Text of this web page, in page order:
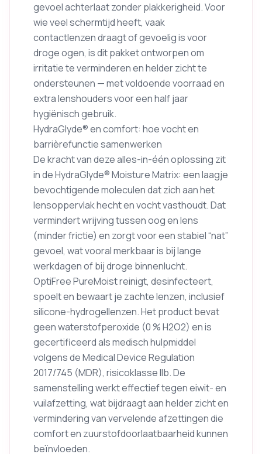
gevoel achterlaat zonder plakkerigheid. Voor
wie veel schermtijd heeft, vaak
contactlenzen draagt of gevoelig is voor
droge ogen, is dit pakket ontworpen om
irritatie te verminderen en helder zicht te
ondersteunen — met voldoende voorraad en
extra lenshouders voor een half jaar
hygiënisch gebruik.
HydraGlyde® en comfort: hoe vocht en
barrièrefunctie samenwerken
De kracht van deze alles-in-één oplossing zit
in de HydraGlyde® Moisture Matrix: een laagje
bevochtigende moleculen dat zich aan het
lensoppervlak hecht en vocht vasthoudt. Dat
vermindert wrijving tussen oog en lens
(minder frictie) en zorgt voor een stabiel “nat”
gevoel, wat vooral merkbaar is bij lange
werkdagen of bij droge binnenlucht.
OptiFree PureMoist reinigt, desinfecteert,
spoelt en bewaart je zachte lenzen, inclusief
silicone-hydrogellenzen. Het product bevat
geen waterstofperoxide (0 % H2O2) en is
gecertificeerd als medisch hulpmiddel
volgens de Medical Device Regulation
2017/745 (MDR), risicoklasse IIb. De
samenstelling werkt effectief tegen eiwit- en
vuilafzetting, wat bijdraagt aan helder zicht en
vermindering van vervelende afzettingen die
comfort en zuurstofdoorlaatbaarheid kunnen
beïnvloeden.